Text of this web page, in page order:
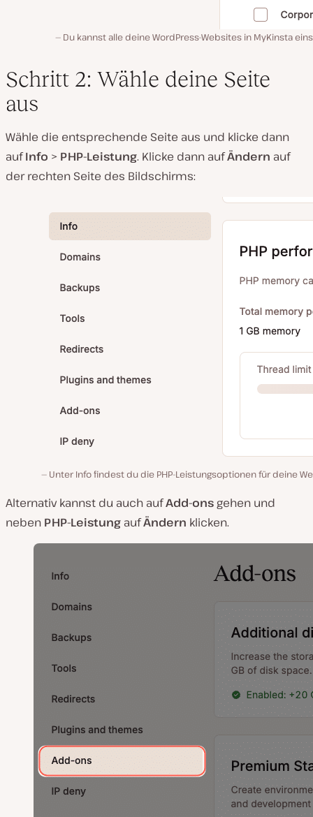
Du kannst alle deine WordPress-Websites in MyKinsta
Schritt 2: Wähle deine Seite
aus
Wähle die entsprechende Seite aus und klicke dann
aufInfo > PHP-Leistung. Klicke dann aufÄndern auf
der rechten Seite des Bildschirms:
Unter Info findest du die PHP-Leistungsoptionen für deine
Alternativ kannst du auch aufAdd-ons gehen und
neben PHP-Leistung aufÄndern klicken.